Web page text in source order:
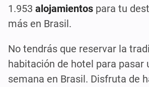
1.953 alojamientos para tu
más en Brasil.
No tendrás que reservar la
habitación de hotel para pasar
semana en Brasil. Disfruta de